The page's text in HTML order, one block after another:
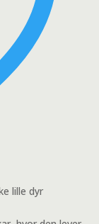
lille dyr